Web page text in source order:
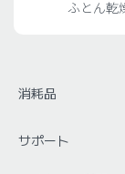
ふとん乾
消耗品
サポート